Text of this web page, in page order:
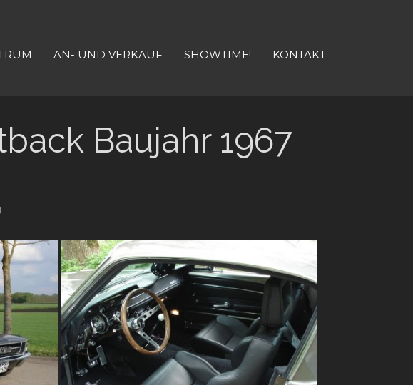
AN- UND VERKAUF SHOWTIME! KONTAKT
Baujahr 1967